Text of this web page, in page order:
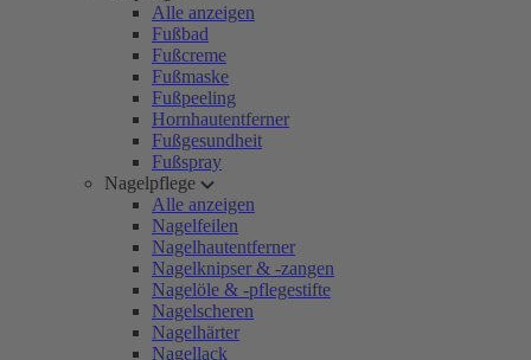
Alle anzeigen
Fußbad
Fußcreme
Fußmaske
Fußpeeling
Hornhautentferner
Fußgesundheit
Fußspray
Nagelpflege
Alle anzeigen
Nagelfeilen
Nagelhautentferner
Nagelknipser & -zangen
Nagelöle & -pflegestifte
Nagelscheren
Nagelhärter
Nagellack